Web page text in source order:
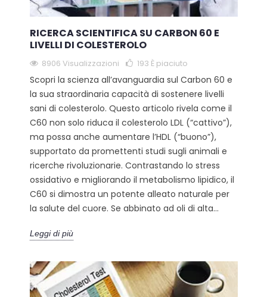
RICERCA SCIENTIFICA SU CARBON 60 E
LIVELLI DI COLESTEROLO
8906 Visualizzazioni 193 È piaciuto
Scopri la scienza all’avanguardia sul Carbon 60 e
la sua straordinaria capacità di sostenere livelli
sani di colesterolo. Questo articolo rivela come il
C60 non solo riduca il colesterolo LDL (“cattivo”),
ma possa anche aumentare l’HDL (“buono”),
supportato da promettenti studi sugli animali e
ricerche rivoluzionarie. Contrastando lo stress
ossidativo e migliorando il metabolismo lipidico, il
C60 si dimostra un potente alleato naturale per
la salute del cuore. Se abbinato ad oli di alta...
Leggi di più